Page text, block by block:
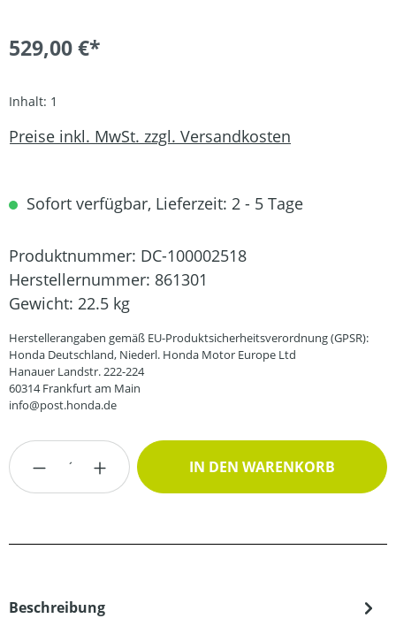
529,00 €*
Inhalt: 1
Preise inkl. MwSt. zzgl. Versandkosten
Sofort verfügbar, Lieferzeit: 2 - 5 Tage
Produktnummer: DC-100002518
Herstellernummer: 861301
Gewicht: 22.5 kg
Herstellerangaben gemäß EU-Produktsicherheitsverordnung (GPSR):
Honda Deutschland, Niederl. Honda Motor Europe Ltd
Hanauer Landstr. 222-224
60314 Frankfurt am Main
info@post.honda.de
Produkt Anzahl: Gib den gewünschten
IN DEN WARENKORB
Beschreibung